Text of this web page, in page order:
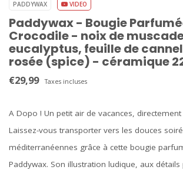
PADDYWAX VIDEO
Paddywax - Bougie
Crocodile - noix de
eucalyptus, feuille de
rosée (spice) - céramique
€29,99 Taxes incluses
A Dopo ! Un petit air de vacances,
Laissez-vous transporter vers les douces
méditerranéennes grâce à cette bougie
Paddywax. Son illustration ludique, aux